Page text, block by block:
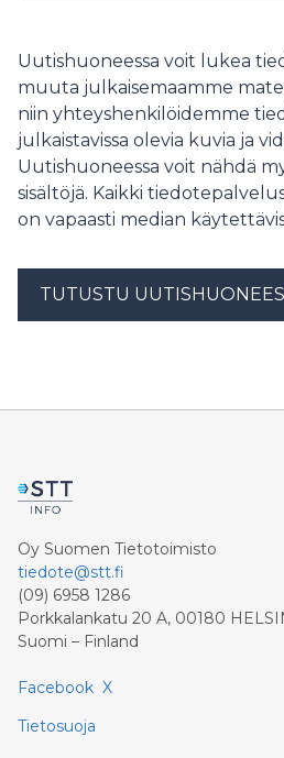
Jyväskyläntietä, kun yhdistelmä
Rannankyläntielle. Yhdistelmän
onnettomuudessa ja
suljettu liikenteeltä.
henkilövahinkoja.
Uutishuoneessa voit lukea
muuta julkaisemaamme
niin yhteyshenkilöidemme
julkaistavissa olevia kuvia ja
Uutishuoneessa voit nähdä
sisältöjä. Kaikki
on vapaasti median
TUTUSTU
Oy Suomen Tietotoimisto
tiedote@stt.fi
(09) 6958 1286
Porkkalankatu 20 A, 00180
Suomi – Finland
Facebook X
Tietosuoja